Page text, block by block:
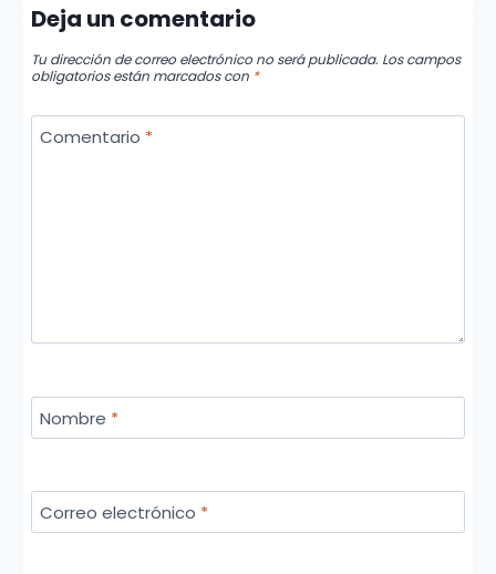
Deja un comentario
Tu dirección de correo electrónico no será publicada. Los campos
obligatorios están marcados con *
Comentario *
Nombre *
Correo electrónico *